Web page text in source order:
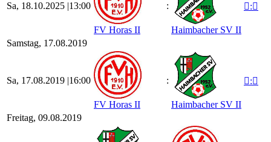
Sa, 18.10.2025 |13:00
FV Horas II
:
Haimbacher SV II
:
Samstag, 17.08.2019
Sa, 17.08.2019 |16:00
FV Horas II
:
Haimbacher SV II
:
Freitag, 09.08.2019